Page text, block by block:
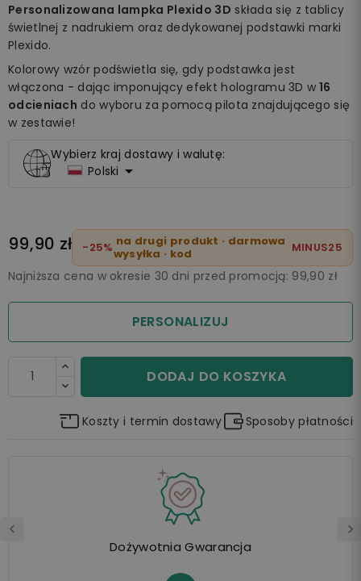
Personalizowana lampka Plexido 3D składa się z tablicy
świetlnej z nadrukiem oraz dedykowanej podstawki marki
Plexido.
Kolorowy wzór podświetla się, gdy podstawka jest
włączona - dając imponujący efekt hologramu 3D w 16
odcieniach do wyboru za pomocą pilota znajdującego się
w zestawie!
Wybierz kraj dostawy i walutę:
Polski 
99,90 zł -25% na drugi produkt · darmowa
wysyłka · kod
MINUS25
Najniższa cena w okresie 30 dni przed promocją: 99,90 zł
PERSONALIZUJ
DODAJ DO KOSZYKA
Koszty i termin dostawy Sposoby płatności
Dożywotnia Gwarancja